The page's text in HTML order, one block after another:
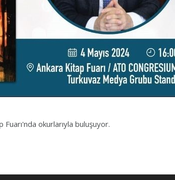
okurlarıyla buluşuyor.